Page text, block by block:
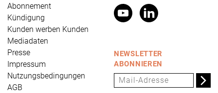
Abonnement
Kündigung
Kunden werben Kunden
Mediadaten
Presse
Impressum
Nutzungsbedingungen
AGB
NEWSLETTER
ABONNIEREN